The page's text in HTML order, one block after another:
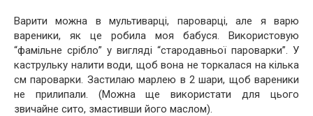
Варити можна в мультиварці, пароварці, але я варю
вареники, як це робила моя бабуся. Використовую
“фамільне срібло” у вигляді “стародавньої пароварки”. У
каструльку налити води, щоб вона не торкалася на кілька
см пароварки. Застилаю марлею в 2 шари, щоб вареники
не прилипали. (Можна ще використати для цього
звичайне сито, змастивши його маслом).